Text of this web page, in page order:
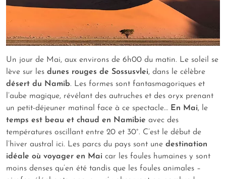
Un jour de Mai, aux environs de 6h00 du matin. Le soleil se
lève sur les dunes rouges de Sossusvlei, dans le célèbre
désert du Namib. Les formes sont fantasmagoriques et
l’aube magique, révélant des autruches et des oryx prenant
un petit-déjeuner matinal face à ce spectacle… En Mai, le
temps est beau et chaud en Namibie avec des
températures oscillant entre 20 et 30°. C’est le début de
l’hiver austral ici. Les parcs du pays sont une destination
idéale où voyager en Mai car les foules humaines y sont
moins denses qu’en été tandis que les foules animales –